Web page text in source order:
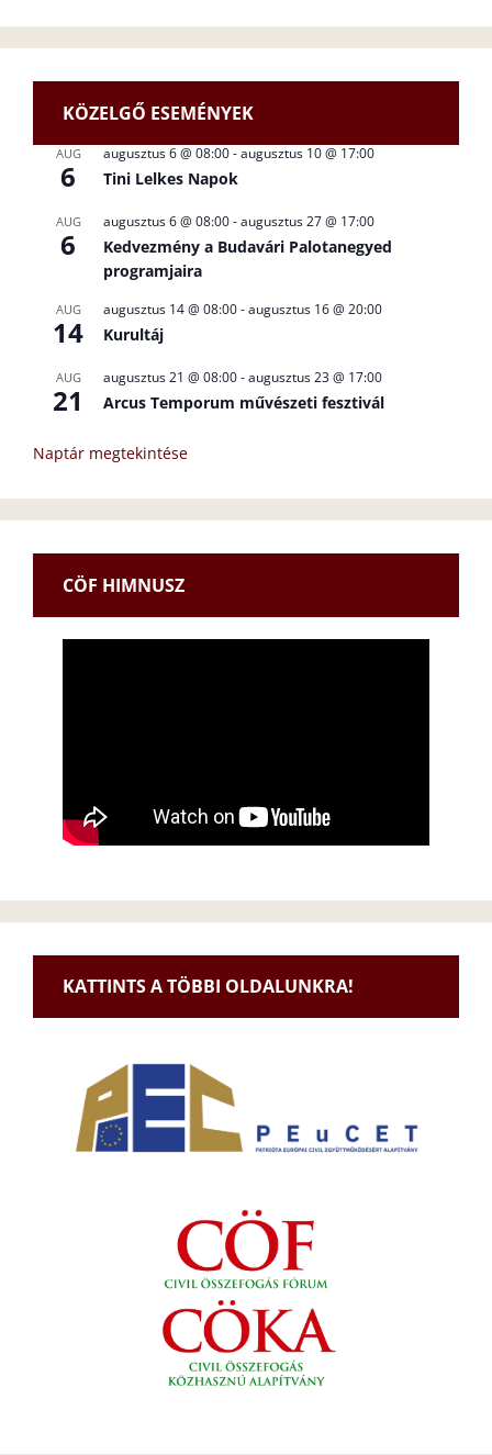
KÖZELGŐ ESEMÉNYEK
AUG
6
augusztus 6 @ 08:00-augusztus 10 @ 17:00
Tini Lelkes Napok
AUG
6
augusztus 6 @ 08:00-augusztus 27 @ 17:00
Kedvezmény a Budavári Palotanegyed
programjaira
AUG
14
augusztus 14 @ 08:00-augusztus 16 @ 20:00
Kurultáj
AUG
21
augusztus 21 @ 08:00-augusztus 23 @ 17:00
Arcus Temporum művészeti fesztivál
Naptár megtekintése
CÖF HIMNUSZ
KATTINTS A TÖBBI OLDALUNKRA!